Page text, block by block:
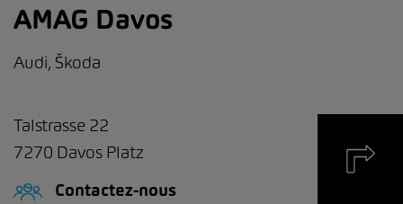
AMAG Davos
Audi, Škoda
Talstrasse 22
7270 Davos Platz
Contactez-nous